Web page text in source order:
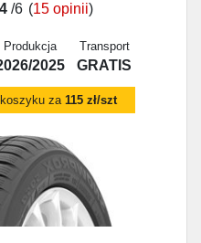
/6 (15 opinii)
Produkcja
2025
Transport
GRATIS
za 115 zł/szt